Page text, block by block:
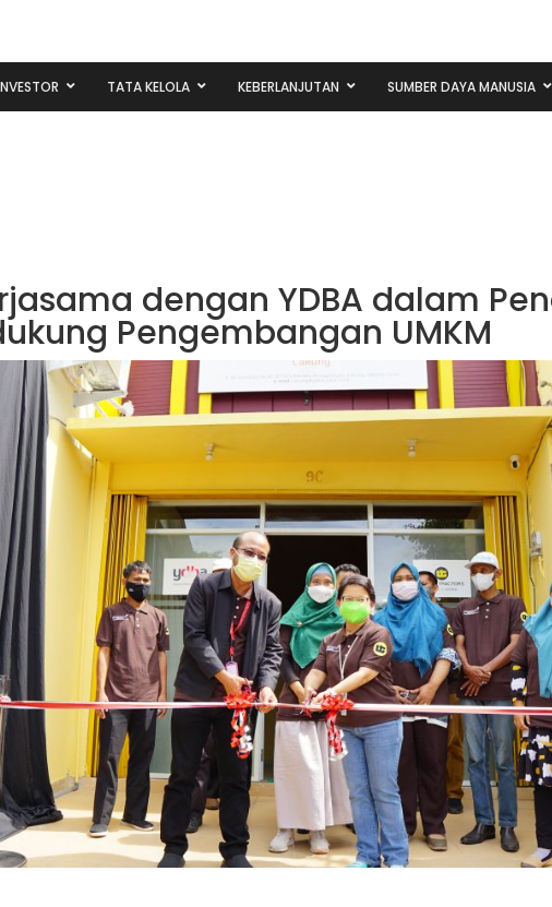
TATA KELOLA KEBERLANJUTAN SUMBER DAYA MANUSIA
dengan YDBA dalam
Pengembangan UMKM